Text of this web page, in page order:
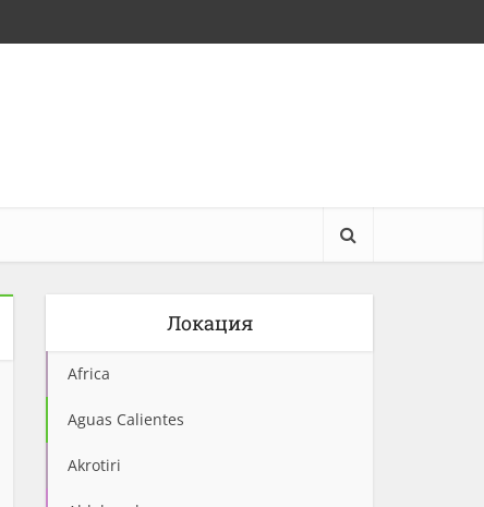
Локация
Africa
Aguas Calientes
Akrotiri